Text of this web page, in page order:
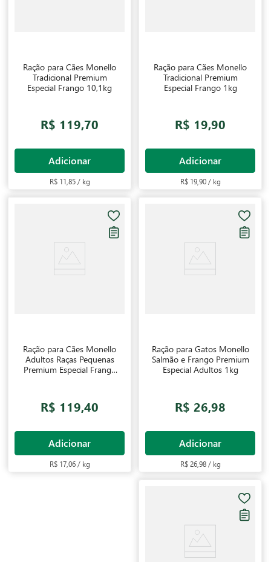
Ração para Cães Monello
Tradicional Premium
Especial Frango 10,1kg
R$ 119,70
Adicionar
R$ 11,85 / kg
Ração para Cães Monello
Tradicional Premium
Especial Frango 1kg
R$ 19,90
Adicionar
R$ 19,90 / kg
Ração para Cães Monello
Adultos Raças Pequenas
Premium Especial Frango
R$ 119,40
Adicionar
R$ 17,06 / kg
Ração para Gatos Monello
Salmão e Frango Premium
Especial Adultos 1kg
R$ 26,98
Adicionar
R$ 26,98 / kg